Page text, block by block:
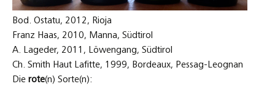
Bod. Ostatu, 2012, Rioja
Franz Haas, 2010, Manna, Südtirol
A. Lageder, 2011, Löwengang, Südtirol
Ch. Smith Haut Lafitte, 1999, Bordeaux, Pessag-Leognan
Die rote(n) Sorte(n):